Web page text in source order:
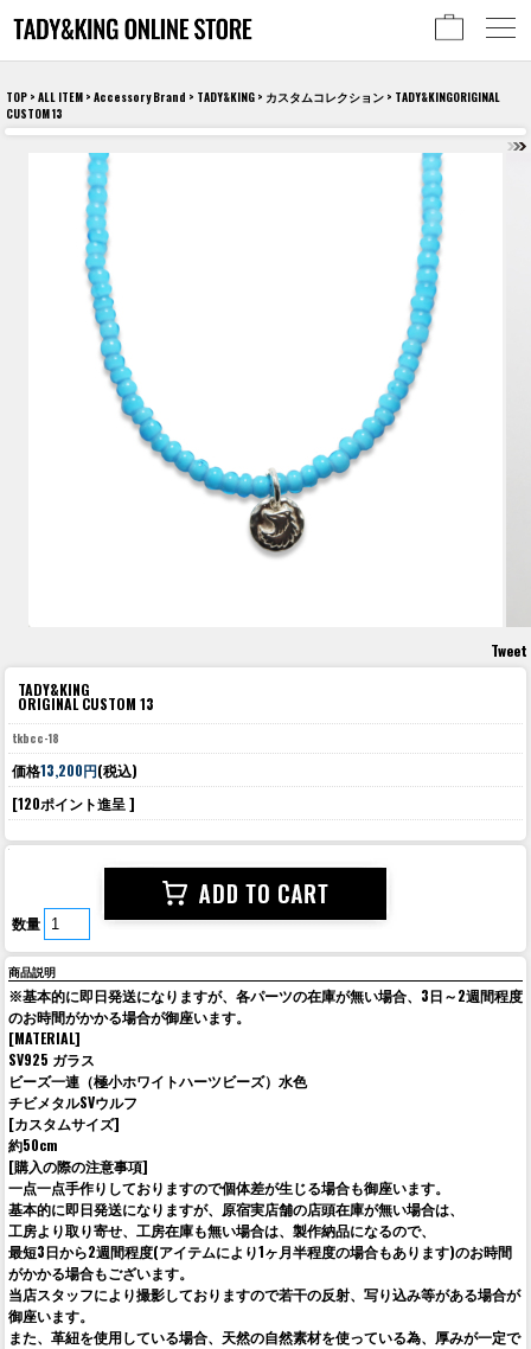
TOP > ALL ITEM > Accessory Brand > TADY&KING > カスタムコレクション > TADY&KINGORIGINAL
CUSTOM 13
Tweet
TADY&KING
ORIGINAL CUSTOM 13
tkbcc-18
価格13,200円(税込)
[120ポイント進呈 ]
数量
商品説明
※基本的に即日発送になりますが、各パーツの在庫が無い場合、3日～2週間程度
のお時間がかかる場合が御座います。
[MATERIAL]
SV925 ガラス
ビーズ一連（極小ホワイトハーツビーズ）水色
チビメタルSVウルフ
[カスタムサイズ]
約50cm
[購入の際の注意事項]
一点一点手作りしておりますので個体差が生じる場合も御座います。
基本的に即日発送になりますが、原宿実店舗の店頭在庫が無い場合は、
工房より取り寄せ、工房在庫も無い場合は、製作納品になるので、
最短3日から2週間程度(アイテムにより1ヶ月半程度の場合もあります)のお時間
がかかる場合もございます。
当店スタッフにより撮影しておりますので若干の反射、写り込み等がある場合が
御座います。
また、革紐を使用している場合、天然の自然素材を使っている為、厚みが一定で